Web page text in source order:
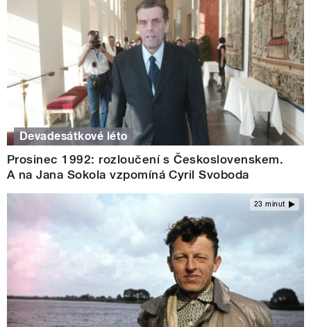
Devadesátkové léto
Prosinec 1992: rozloučení s Československem.
A na Jana Sokola vzpomíná Cyril Svoboda
23 minut